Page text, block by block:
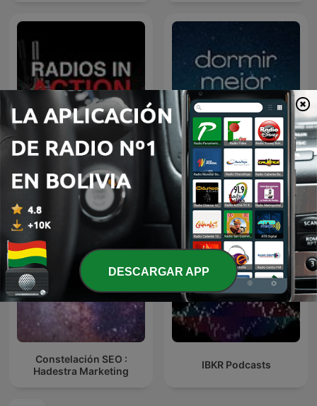
Radios in Action Dormir Mejor
Constelación SEO :
Hadestra Marketing
IBKR Podcasts
DESCARGAR APP